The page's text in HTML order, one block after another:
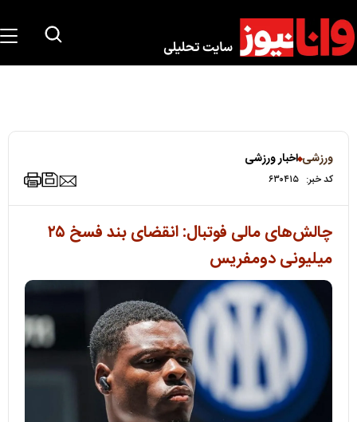
ورزشی اخبار ورزشی
کد خبر: ۶۳۰۴۱۵
چالش‌های مالی فوتبال: انقضای بند فسخ ۲۵
میلیونی دومفریس